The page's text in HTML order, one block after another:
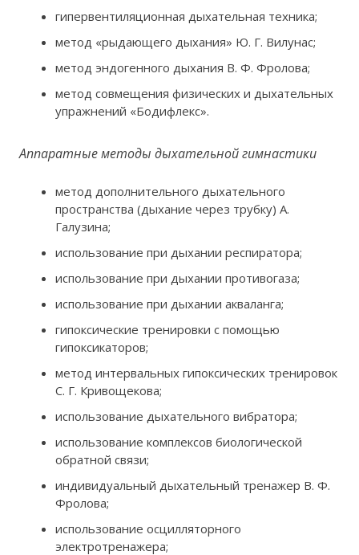
гипервентиляционная дыхательная техника;
метод «рыдающего дыхания» Ю. Г. Вилунас;
метод эндогенного дыхания В. Ф. Фролова;
метод совмещения физических и дыхательных
упражнений «Бодифлекс».
Аппаратные методы дыхательной гимнастики
метод дополнительного дыхательного
пространства (дыхание через трубку) А.
Галузина;
использование при дыхании респиратора;
использование при дыхании противогаза;
использование при дыхании акваланга;
гипоксические тренировки с помощью
гипоксикаторов;
метод интервальных гипоксических тренировок
С. Г. Кривощекова;
использование дыхательного вибратора;
использование комплексов биологической
обратной связи;
индивидуальный дыхательный тренажер В. Ф.
Фролова;
использование осцилляторного
электротренажера;